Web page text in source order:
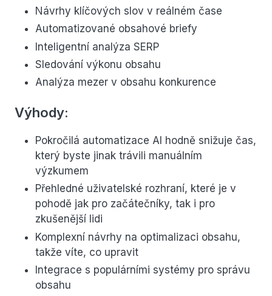
Návrhy klíčových slov v reálném čase
Automatizované obsahové briefy
Inteligentní analýza SERP
Sledování výkonu obsahu
Analýza mezer v obsahu konkurence
Výhody:
Pokročilá automatizace AI hodně snižuje čas,
který byste jinak trávili manuálním
výzkumem
Přehledné uživatelské rozhraní, které je v
pohodě jak pro začátečníky, tak i pro
zkušenější lidi
Komplexní návrhy na optimalizaci obsahu,
takže víte, co upravit
Integrace s populárními systémy pro správu
obsahu